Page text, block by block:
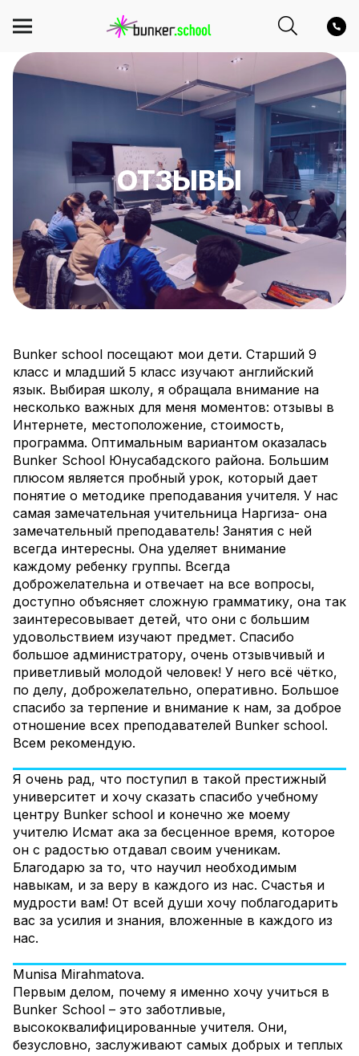
ОТЗЫВЫ
Bunker school посещают мои дети. Старший 9
класс и младший 5 класс изучают английский
язык. Выбирая школу, я обращала внимание на
несколько важных для меня моментов: отзывы в
Интернете, местоположение, стоимость,
программа. Оптимальным вариантом оказалась
Bunker School Юнусабадского района. Большим
плюсом является пробный урок, который дает
понятие о методике преподавания учителя. У нас
самая замечательная учительница Наргиза- она
замечательный преподаватель! Занятия с ней
всегда интересны. Она уделяет внимание
каждому ребенку группы. Всегда
доброжелательна и отвечает на все вопросы,
доступно объясняет сложную грамматику, она так
заинтересовывает детей, что они с большим
удовольствием изучают предмет. Спасибо
большое администратору, очень отзывчивый и
приветливый молодой человек! У него всё чётко,
по делу, доброжелательно, оперативно. Большое
спасибо за терпение и внимание к нам, за доброе
отношение всех преподавателей Bunker school.
Всем рекомендую.
Я очень рад, что поступил в такой престижный
университет и хочу сказать спасибо учебному
центру Bunker school и конечно же моему
учителю Исмат ака за бесценное время, которое
он с радостью отдавал своим ученикам.
Благодарю за то, что научил необходимым
навыкам, и за веру в каждого из нас. Счастья и
мудрости вам! От всей души хочу поблагодарить
вас за усилия и знания, вложенные в каждого из
нас.
Munisa Mirahmatova.
Первым делом, почему я именно хочу учиться в
Bunker School – это заботливые,
высококвалифицированные учителя. Они,
безусловно, заслуживают самых добрых и теплых